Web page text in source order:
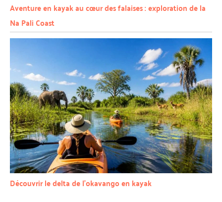
Aventure en kayak au cœur des falaises : exploration de la
Na Pali Coast
Découvrir le delta de l’okavango en kayak